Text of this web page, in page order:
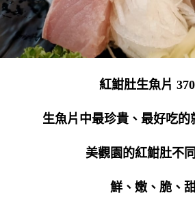
紅魽肚生魚片
生魚片中最珍貴、最好吃的
美觀園的紅魽肚不
鮮、嫩、脆、